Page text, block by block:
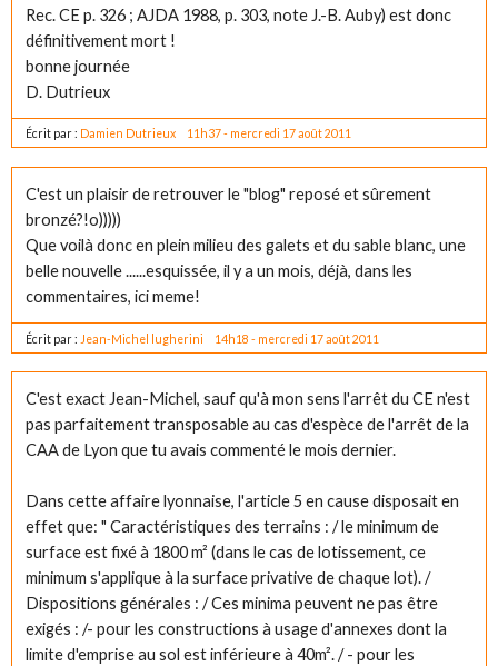
Rec. CE p. 326 ; AJDA 1988, p. 303, note J.-B. Auby) est donc
définitivement mort !
bonne journée
D. Dutrieux
Écrit par : Damien Dutrieux 11h37- mercredi 17 août 2011
C'est un plaisir de retrouver le "blog" reposé et sûrement
bronzé?!o)))))
Que voilà donc en plein milieu des galets et du sable blanc, une
belle nouvelle ......esquissée, il y a un mois, déjà, dans les
commentaires, ici meme!
Écrit par : Jean-Michel lugherini 14h18 - mercredi 17 août 2011
C'est exact Jean-Michel, sauf qu'à mon sens l'arrêt du CE n'est
pas parfaitement transposable au cas d'espèce de l'arrêt de la
CAA de Lyon que tu avais commenté le mois dernier.
Dans cette affaire lyonnaise, l'article 5 en cause disposait en
effet que: " Caractéristiques des terrains : / le minimum de
surface est fixé à 1800 m² (dans le cas de lotissement, ce
minimum s'applique à la surface privative de chaque lot). /
Dispositions générales : / Ces minima peuvent ne pas être
exigés : /- pour les constructions à usage d'annexes dont la
limite d'emprise au sol est inférieure à 40m². / - pour les